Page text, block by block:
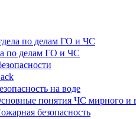
по делам ГО и ЧС
по делам ГО и ЧС
на воде
понятия ЧС мирного и
безопасность